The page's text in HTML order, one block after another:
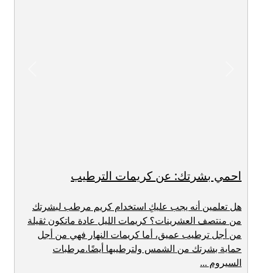
احمي بشرتك: عن كريمات الترطيب
هل تعلمين أنه يجب عليكِ استخدام كريم مرطب لبشرتك
من منتصف العشرينات؟ كريمات الليل عادة ماتكون ثقيلة
من أجل ترطيب عميق، أما كريمات النهار فهي من أجل
حماية بشرتك من الشمس ولترطيبها أيضًا.مرطبات
السيروم ...